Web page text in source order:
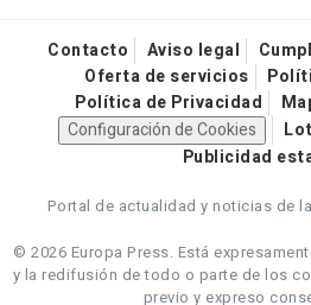
Contacto Aviso legal
Oferta de servicios
Política de Privacidad
Configuración de Cookies
Publicidad
Portal de actualidad y noticias de
© 2026 Europa Press. Está
y la redifusión de todo o parte de los
previo y expreso